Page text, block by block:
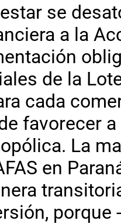
se
a la
de la
cada
favorecer
La
en